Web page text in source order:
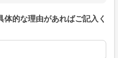
的な理由があればご記入く
体的な理由があればご記入くだ